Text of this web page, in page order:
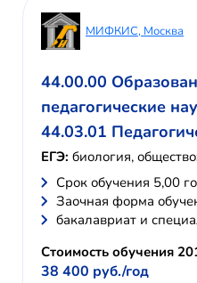
МИФКИС, Москва
44.00.00
педагогические
44.03.01
ЕГЭ: биология,
Cрок обучения 5,00
Заочная форма
бакалавриат и
Стоимость обучения
38 400 руб./год